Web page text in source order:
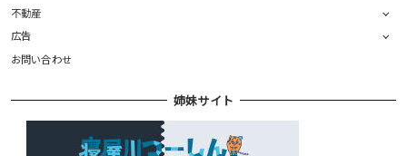
不動産
広告
お問い合わせ
姉妹サイト